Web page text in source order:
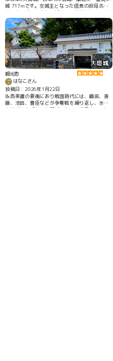
城 717mです。女城主となった信長の叔母おつ
やの方の活躍と悲劇の城としても知られていま
す。1221年 鎌倉中期 岩村遠山氏が築城した歴
戦の城で、江戸時代は岩村藩3万6千石として明
治まで続きました。お城も歴史も城下町も十分
な史跡でした。 歴史資料館は藩主邸跡にあり、
岩村城表御門と太鼓櫓などもあります。
大垣城
観光地
はなこさん
投稿日：2026年1月22日
📝西美濃の要衝にあり戦国時代には、織田、斎
藤、池田、豊臣などが争奪戦を繰り返し、水堀
を幾重にも凝らした堅城であり、続日本100名